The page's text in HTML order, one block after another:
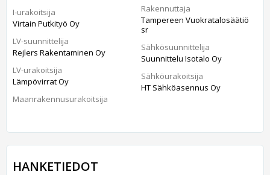
I-urakoitsija
Virtain Putkityö Oy
LV-suunnittelija
Rejlers Rakentaminen Oy
LV-urakoitsija
Lämpövirrat Oy
Maanrakennusurakoitsija
Rakennuttaja
Tampereen Vuokratalosäätiö
sr
Sähkösuunnittelija
Suunnittelu Isotalo Oy
Sähköurakoitsija
HT Sähköasennus Oy
HANKETIEDOT